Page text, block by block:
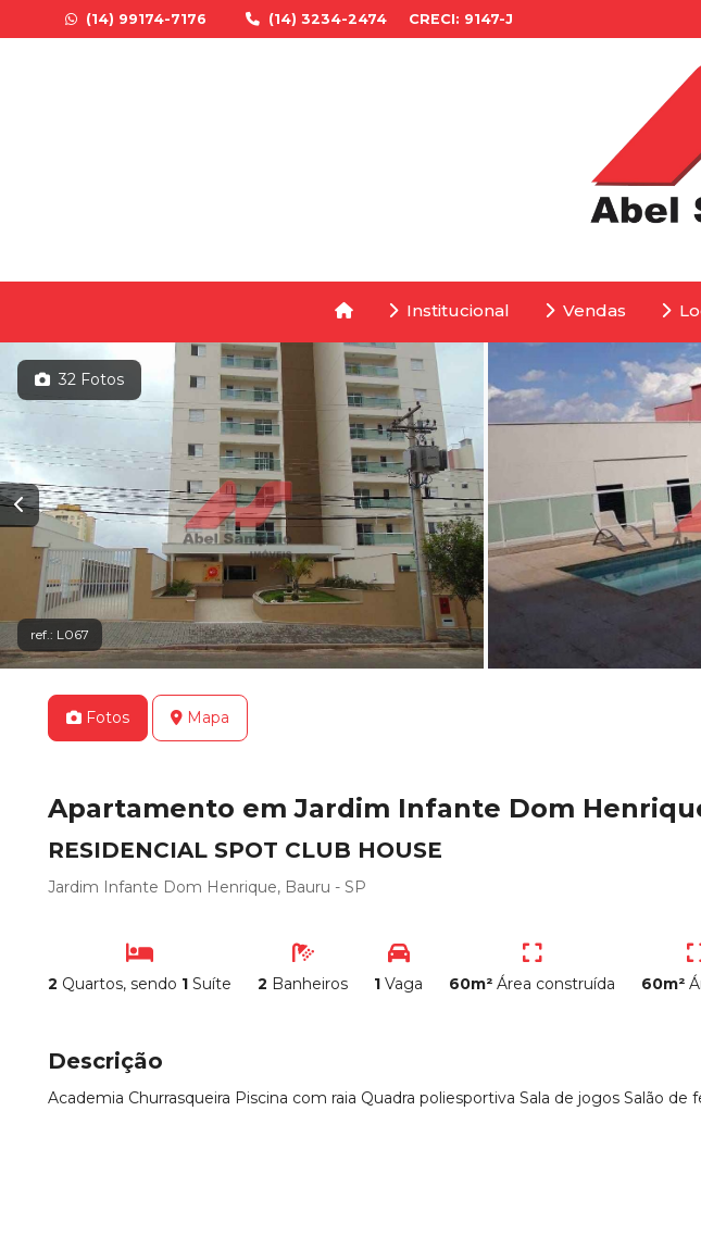
(14) 99174-7176 (14) 3234-2474 CRECI: 9147-J
Institucional Vendas
32 Fotos
ref.: L067
Fotos Mapa
Apartamento em Jardim Infante Dom
RESIDENCIAL SPOT CLUB HOUSE
Jardim Infante Dom Henrique, Bauru - SP
2 Quartos, sendo 1 Suíte 2 Banheiros 1 Vaga 60m² Área construída 60m²
Descrição
Academia Churrasqueira Piscina com raia Quadra poliesportiva Sala de jogos Salão de